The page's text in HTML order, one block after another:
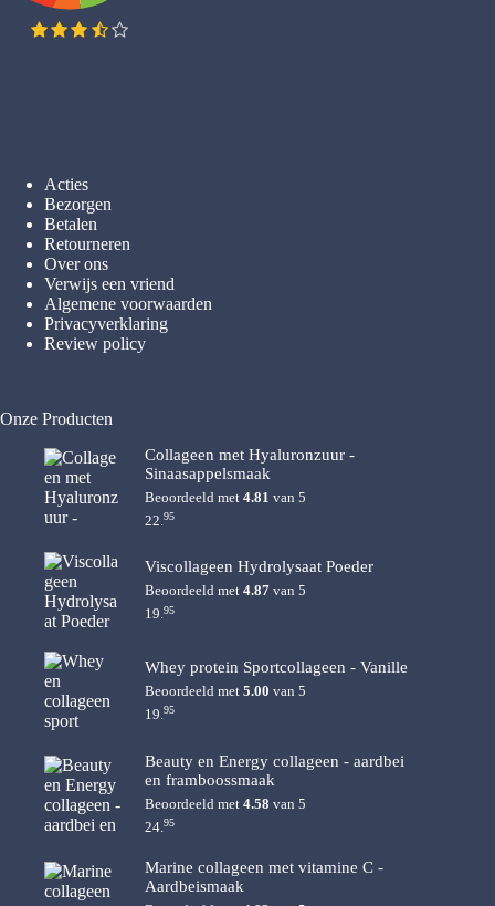
Acties
Bezorgen
Betalen
Retourneren
Over ons
Verwijs een vriend
Algemene voorwaarden
Privacyverklaring
Review policy
Onze Producten
Collageen met Hyaluronzuur -
Sinaasappelsmaak
Beoordeeld met 4.81 van 5
22. 95
Viscollageen Hydrolysaat Poeder
Beoordeeld met 4.87van 5
19.95
Whey protein Sportcollageen - Vanille
Beoordeeld met 5.00 van 5
19.95
Beauty en Energy collageen - aardbei
en framboossmaak
Beoordeeld met 4.58 van 5
24.95
Marine collageen met vitamine C -
Aardbeismaak